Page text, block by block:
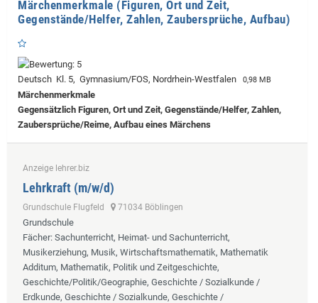
Märchenmerkmale (Figuren, Ort und Zeit,
Gegenstände/Helfer, Zahlen, Zaubersprüche, Aufbau)
Deutsch Kl. 5, Gymnasium/FOS, Nordrhein-Westfalen 0,98 MB
Märchenmerkmale
Gegensätzlich Figuren, Ort und Zeit, Gegenstände/Helfer, Zahlen,
Zaubersprüche/Reime, Aufbau eines Märchens
Anzeige lehrer.biz
Lehrkraft (m/w/d)
Grundschule Flugfeld 71034 Böblingen
Grundschule
Fächer: Sachunterricht, Heimat- und Sachunterricht,
Musikerziehung, Musik, Wirtschaftsmathematik, Mathematik
Additum, Mathematik, Politik und Zeitgeschichte,
Geschichte/Politik/Geographie, Geschichte / Sozialkunde /
Erdkunde, Geschichte / Sozialkunde, Geschichte /